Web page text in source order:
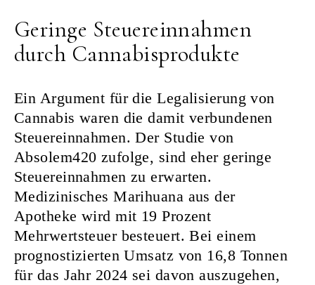
Geringe Steuereinnahmen
durch Cannabisprodukte
Ein Argument für die Legalisierung von
Cannabis waren die damit verbundenen
Steuereinnahmen. Der Studie von
Absolem420 zufolge, sind eher geringe
Steuereinnahmen zu erwarten.
Medizinisches Marihuana aus der
Apotheke wird mit 19 Prozent
Mehrwertsteuer besteuert. Bei einem
prognostizierten Umsatz von 16,8 Tonnen
für das Jahr 2024 sei davon auszugehen,